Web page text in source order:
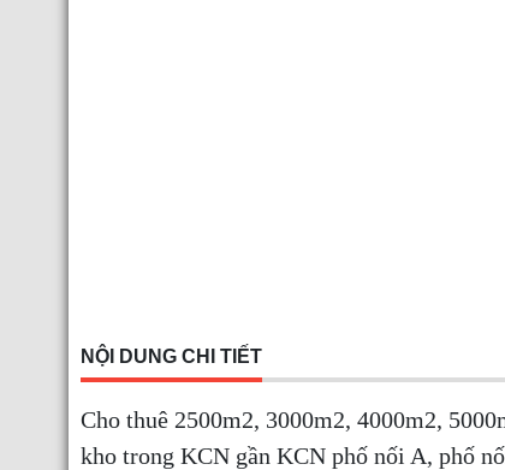
NỘI DUNG CHI TIẾT
Cho thuê 2500m2, 3000m2, 4000m2,
kho trong KCN gần KCN phố nối A, phố